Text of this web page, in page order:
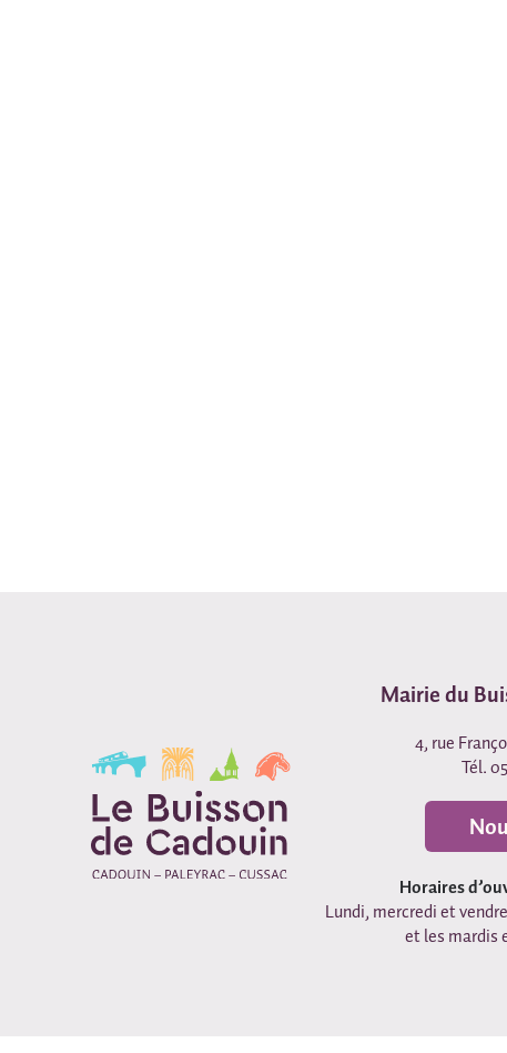
Mairie du
4, rue
Tél.
Horaires
Lundi, mercredi et
et les mardis